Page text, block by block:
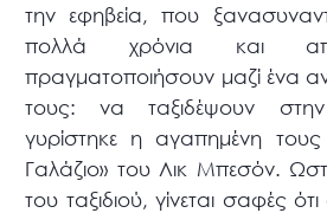
την εφηβεία, που
πολλά χρόνια και
πραγματοποιήσουν μαζί ένα
τους: να ταξιδέψουν
γυρίστηκε η αγαπημένη τους
Γαλάζιο» του Λικ Μπεσόν.
του ταξιδιού, γίνεται σαφές